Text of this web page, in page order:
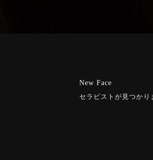
New Face
セラピストが見つかり